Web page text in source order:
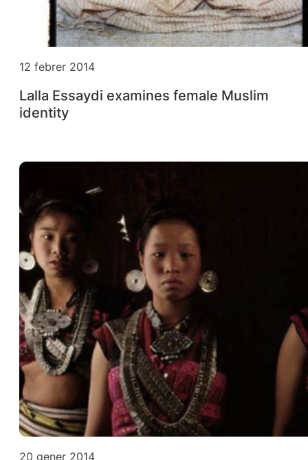
12 febrer 2014
Lalla Essaydi examines female Muslim
identity
20 gener 2014